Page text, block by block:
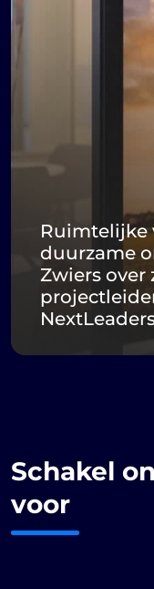
Ruimtelijke
duurzame
Zwiers over
Schakel
voor